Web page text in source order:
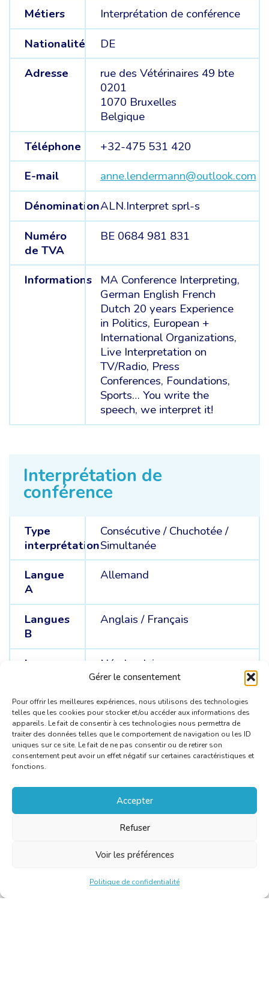
Gérer le consentement
Pour offrir les meilleures expériences, nous utilisons des technologies
telles que les cookies pour stocker et/ou accéder aux informations des
appareils. Le fait de consentir à ces technologies nous permettra de
traiter des données telles que le comportement de navigation ou les ID
uniques sur ce site. Le fait de ne pas consentir ou de retirer son
consentement peut avoir un effet négatif sur certaines caractéristiques et
fonctions.
Accepter
Refuser
Voir les préférences
Politique de confidentialité
Métiers
Interprétation de conférence
Nationalité
DE
Adresse
rue des Vétérinaires 49 bte
0201
1070 Bruxelles
Belgique
Téléphone
+32-475 531 420
E-mail
anne.lendermann@outlook.com
DénominationALN.Interpret sprl-s
Numéro
de TVA
BE 0684 981 831
Informations
MA Conference Interpreting,
German English French
Dutch 20 years Experience
in Politics, European +
International Organizations,
Live Interpretation on
TV/Radio, Press
Conferences, Foundations,
Sports… You write the
speech, we interpret it!
Interprétation de
conférence
Type
interprétation
Consécutive/Chuchotée/
Simultanée
Langue
A
Allemand
Langues
B
Anglais / Français
Langues
Néerlandais